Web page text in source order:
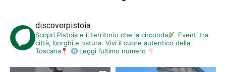
discoverpistoia
Scopri Pistoia e il territorio che la circonda
Eventi tra
città, borghi e natura. Vivi il cuore autentico della
Toscana
Leggi l’ultimo numero